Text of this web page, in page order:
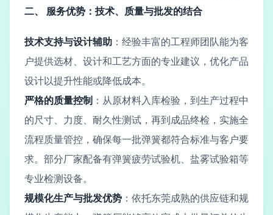
二、 服务优势：技术、质量与批发的结合
技术支持与设计辅助 ：经验丰富的工程师团队能为客
户提供选材、设计和工艺方面的专业建议，优化产品
设计以提升性能或降低成本。
严格的质量控制 ：从原材料入库检验，到生产过程中
的尺寸、力度、耐久性测试，再到成品终检，实施全
流程质量管控，确保每一批弹簧都符合标准与客户要
求。部分厂家配备有弹簧疲劳试验机、盐雾试验箱等
专业检测设备。
规模化生产与批发优势 ：依托东莞成熟的供应链和规